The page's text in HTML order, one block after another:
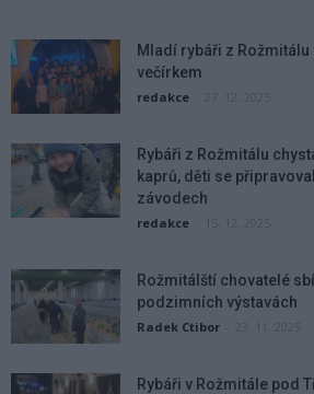
Mladí rybáři z
večírkem
redakce
Rybáři z Rožmitálu
kaprů, děti se
závodech
redakce
Rožmitálští chovatelé
podzimních výstavách
Radek Ctibor
Rybáři v Rožmitále pod